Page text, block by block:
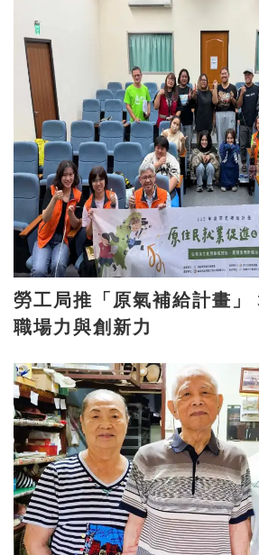
勞工局推「原氣補給計畫」 培養原民青年
職場力與創新力